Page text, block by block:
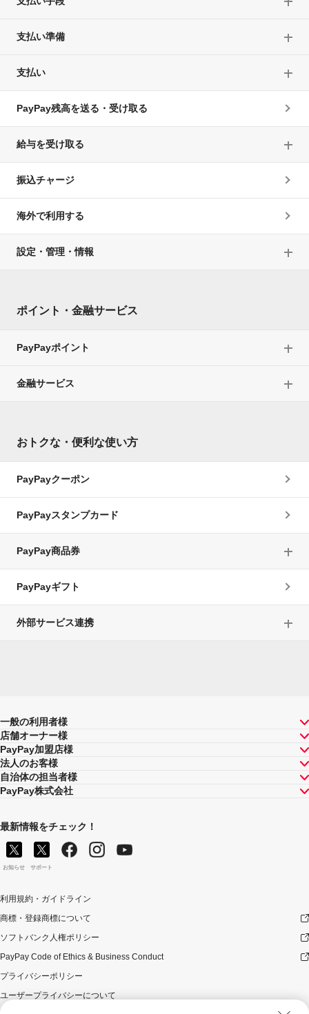
支払い準備
支払い
PayPay残高を送る・受け取る
給与を受け取る
振込チャージ
海外で利用する
設定・管理・情報
ポイント・金融サービス
PayPayポイント
金融サービス
おトクな・便利な使い方
PayPayクーポン
PayPayスタンプカード
PayPay商品券
PayPayギフト
外部サービス連携
一般の利用者様
店舗オーナー様
PayPay加盟店様
法人のお客様
自治体の担当者様
PayPay株式会社
最新情報をチェック！
お知らせ サポート
利用規約・ガイドライン
商標・登録商標について
ソフトバンク人権ポリシー
PayPay Code of Ethics & Business Conduct
プライバシーポリシー
ユーザープライバシーについて